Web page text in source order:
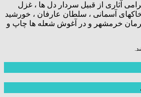
آثاری از قبیل سردار دل ها ، غزل
خاکهای آسمانی ، سلطان عارفان ، خورشید
خرمشهر و در آغوش شعله ها چاپ و